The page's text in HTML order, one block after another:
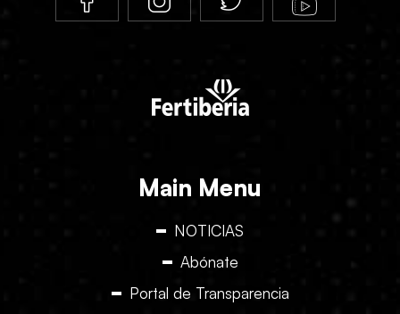
Main Menu
NOTICIAS
Abónate
Portal de Transparencia